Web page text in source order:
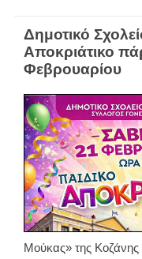
Δημοτικό
Αποκριάτικο
Φεβρουαρίου
Μούκας» της Κοζάνης